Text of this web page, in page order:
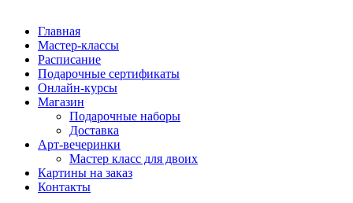
Главная
Мастер-классы
Расписание
Подарочные сертификаты
Онлайн-курсы
Магазин
Подарочные наборы
Доставка
Арт-вечеринки
Мастер класс для двоих
Картины на заказ
Контакты